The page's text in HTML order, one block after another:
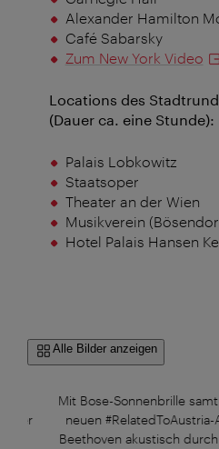
Alexander Hamilton
Café Sabarsky
Zum New York Video
Locations des Stadtr
(Dauer ca. eine Stunde):
Palais Lobkowitz
Staatsoper
Theater an der Wien
Musikverein
Hotel Palais Hansen
Alle Bilder anzeigen
der
Mit Bose-Sonnenbrille
neuen
Beethoven akustisch